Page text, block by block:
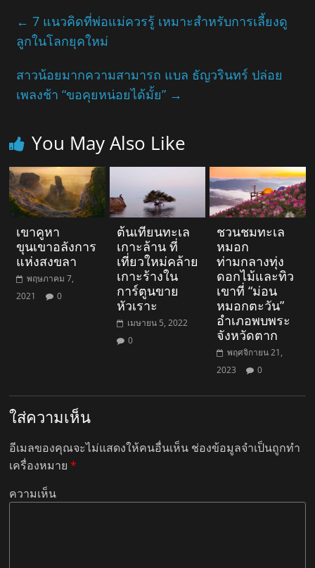
← 7 แนวคิดที่พ่อแม่ควรรู้ เหมาะสำหรับการเลี้ยงดู
ลูกในโลกยุคใหม่
สาวน้อยมากความสามารถ แบล ธัญวรินทร์ ปล่อย
เพลงช้า “ขอคุยหน่อยได้มั้ย” →
You May Also Like
เขาคูหา
ขุนเขาอลังการ
แห่งสงขลา
พฤษภาคม 7,
2021
0
ต้นเทียนทะเล
เกาะล้าน ที่
เที่ยวใหม่คล้าย
เกาะร้างใน
การ์ตูนขาย
หัวเราะ
เมษายน 5, 2022
0
ชวนชมทะเล
หมอก
ท่ามกลางทุ่ง
ดอกไม้และทิว
เขาที่ “ม่อน
หมอกตะวัน”
อำเภอพบพระ
จังหวัดตาก
พฤศจิกายน 21,
2023
0
ใส่ความเห็น
อีเมลของคุณจะไม่แสดงให้คนอื่นเห็น ช่องข้อมูลจำเป็นถูกทำ
เครื่องหมาย*
ความเห็น